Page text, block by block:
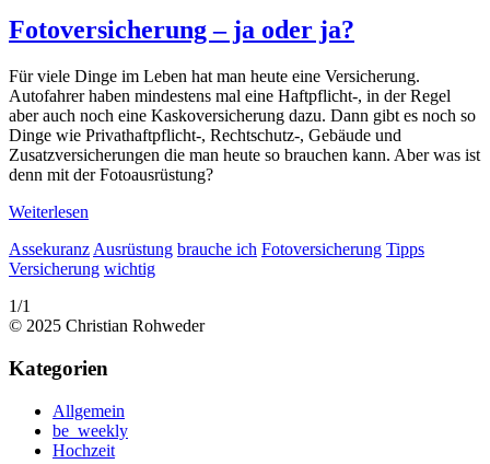
Fotoversicherung – ja oder ja?
Für viele Dinge im Leben hat man heute eine Versicherung.
Autofahrer haben mindestens mal eine Haftpflicht-, in der Regel
aber auch noch eine Kaskoversicherung dazu. Dann gibt es noch so
Dinge wie Privathaftpflicht-, Rechtschutz-, Gebäude und
Zusatzversicherungen die man heute so brauchen kann. Aber was ist
denn mit der Fotoausrüstung?
Weiterlesen
Assekuranz Ausrüstung brauche ich Fotoversicherung Tipps
Versicherung wichtig
1/1
© 2025 Christian Rohweder
Kategorien
Allgemein
be_weekly
Hochzeit